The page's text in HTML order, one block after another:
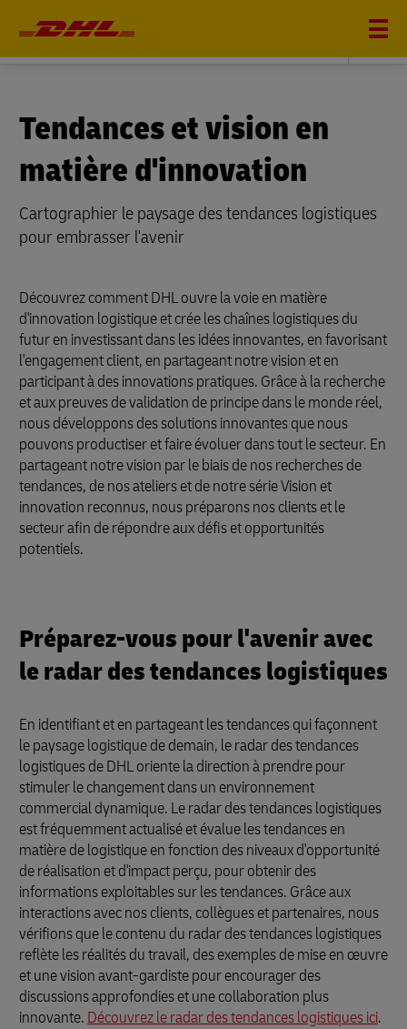
INNOVATION
Tendances et vision en
matière d'innovation
Cartographier le paysage des tendances logistiques
pour embrasser l'avenir
Découvrez comment DHL ouvre la voie en matière
d'innovation logistique et crée les chaînes logistiques du
futur en investissant dans les idées innovantes, en favorisant
l'engagement client, en partageant notre vision et en
participant à des innovations pratiques. Grâce à la recherche
et aux preuves de validation de principe dans le monde réel,
nous développons des solutions innovantes que nous
pouvons productiser et faire évoluer dans tout le secteur. En
partageant notre vision par le biais de nos recherches de
tendances, de nos ateliers et de notre série Vision et
innovation reconnus, nous préparons nos clients et le
secteur afin de répondre aux défis et opportunités
potentiels.
Préparez-vous pour l'avenir avec
le radar des tendances logistiques
En identifiant et en partageant les tendances qui façonnent
le paysage logistique de demain, le radar des tendances
logistiques de DHL oriente la direction à prendre pour
stimuler le changement dans un environnement
commercial dynamique. Le radar des tendances logistiques
est fréquemment actualisé et évalue les tendances en
matière de logistique en fonction des niveaux d'opportunité
de réalisation et d'impact perçu, pour obtenir des
informations exploitables sur les tendances. Grâce aux
interactions avec nos clients, collègues et partenaires, nous
vérifions que le contenu du radar des tendances logistiques
reflète les réalités du travail, des exemples de mise en œuvre
et une vision avant-gardiste pour encourager des
discussions approfondies et une collaboration plus
innovante. Découvrez le radar des tendances logistiques ici.